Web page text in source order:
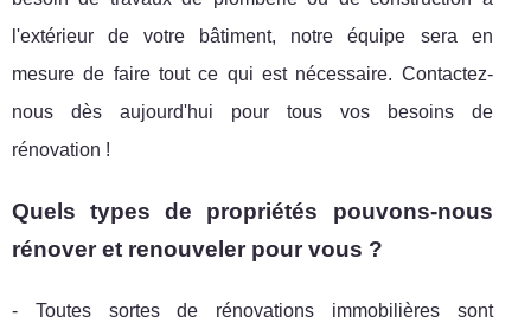
l'extérieur de votre bâtiment, notre équipe sera en
mesure de faire tout ce qui est nécessaire. Contactez-
nous dès aujourd'hui pour tous vos besoins de
rénovation !
Quels types de propriétés pouvons-nous
rénover et renouveler pour vous ?
- Toutes sortes de rénovations immobilières sont